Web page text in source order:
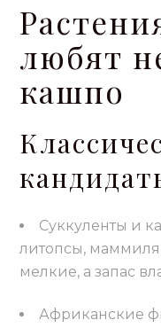
любят
кашпо
Суккуленты и
литопсы,
мелкие, а запас
Африканские